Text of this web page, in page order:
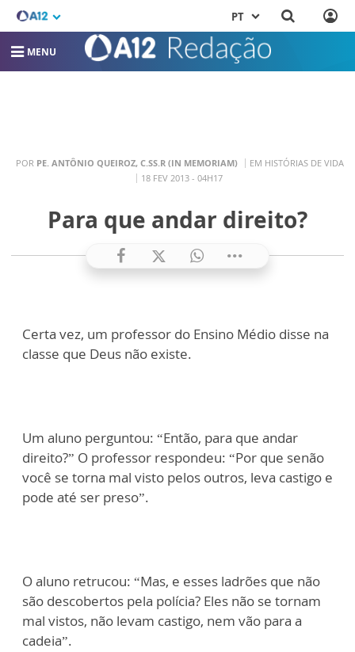
PT
MENU
POR PE. ANTÔNIO QUEIROZ, C.SS.R (IN MEMORIAM)
EM HISTÓRIAS DE VIDA
18 FEV 2013 - 04H17
Para que andar direito?
Certa vez, um professor do Ensino Médio disse na
classe que Deus não existe.
Um aluno perguntou: “Então, para que andar
direito?” O professor respondeu: “Por que senão
você se torna mal visto pelos outros, leva castigo e
pode até ser preso”.
O aluno retrucou: “Mas, e esses ladrões que não
são descobertos pela polícia? Eles não se tornam
mal vistos, não levam castigo, nem vão para a
cadeia”.